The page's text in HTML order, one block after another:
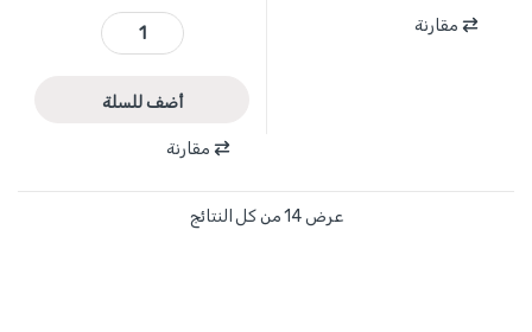
مقارنة
WHU1901 - ضبة خراطيم مجال 6 - 16 مم ماركة WADFOW quantity
أضف للسلة
مقارنة
عرض ⁦14⁩ من كل النتائج